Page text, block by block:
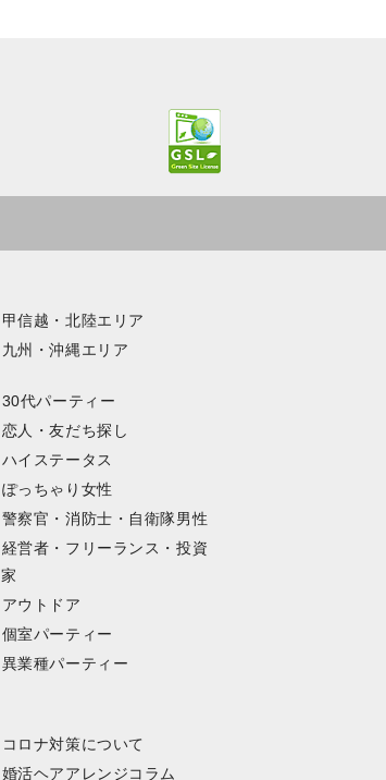
甲信越・北陸エリア
九州・沖縄エリア
30代パーティー
恋人・友だち探し
ハイステータス
ぽっちゃり女性
警察官・消防士・自衛隊男性
経営者・フリーランス・投資
家
アウトドア
個室パーティー
異業種パーティー
コロナ対策について
婚活ヘアアレンジコラム